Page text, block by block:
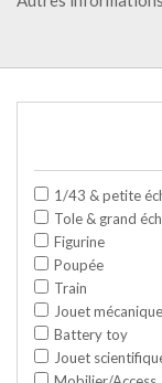
1/43 & petite
Tole & grand
Figurine
Poupée
Train
Jouet mécanique
Battery toy
Jouet